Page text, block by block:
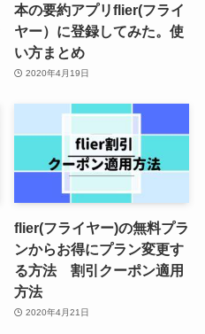
本の要約アプリflier(フライ
ヤー）に登録してみた。使
い方まとめ
2020年4月19日
flier(フライヤー)の無料プラ
ンからお得にプラン変更す
る方法 割引クーポン適用
方法
2020年4月21日